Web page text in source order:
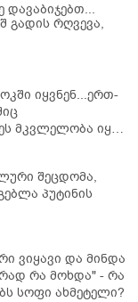
დავაბიჯებთ...
გადის რღვევა,
იყვნენ...ერთ-
მკვლელობა იყო"
ტრაგედიის
შეცდომა,
პუტინის
ვიყავი და მინდა
რა მოხდა" - რა
სოფი ახმეტელი?